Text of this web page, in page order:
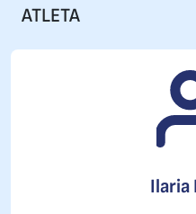
ATLETA
Ilaria